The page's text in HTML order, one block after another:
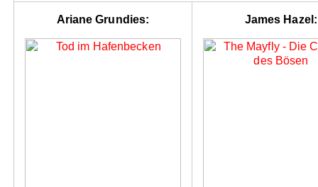
Ariane Grundies: James Hazel: